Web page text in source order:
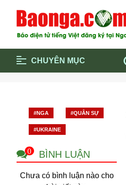
CHUYÊN MỤC
Cộng đồng
Cuộc sống quanh ta
Quảng cáo
#NGA #QUÂN SỰ
#UKRAINE
0 BÌNH LUẬN
Chưa có bình luận nào cho